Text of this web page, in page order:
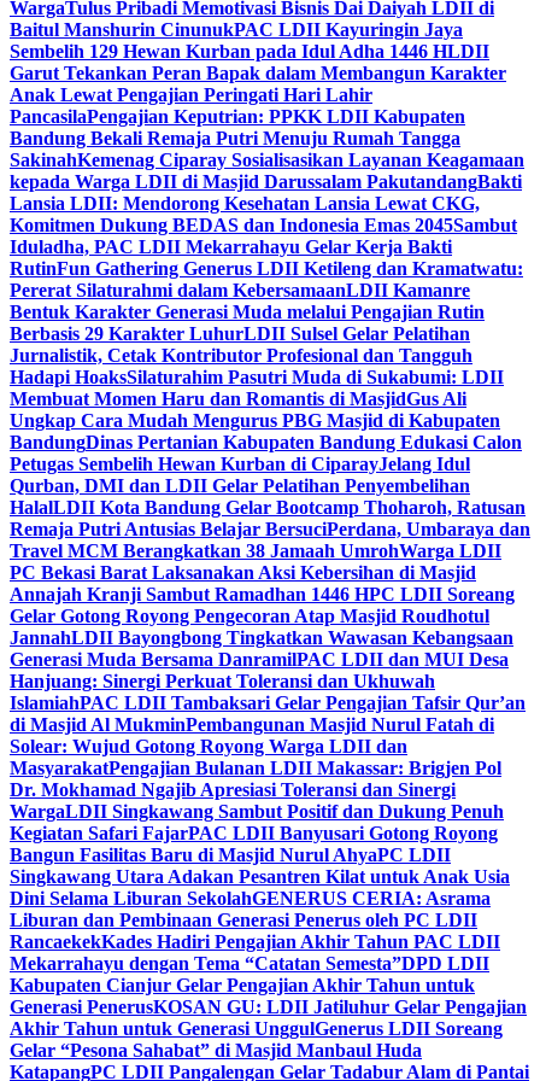
WargaTulus Pribadi Memotivasi Bisnis Dai Daiyah LDII di
Baitul Manshurin CinunukPAC LDII Kayuringin Jaya
Sembelih 129 Hewan Kurban pada Idul Adha 1446 HLDII
Garut Tekankan Peran Bapak dalam Membangun Karakter
Anak Lewat Pengajian Peringati Hari Lahir
PancasilaPengajian Keputrian: PPKK LDII Kabupaten
Bandung Bekali Remaja Putri Menuju Rumah Tangga
SakinahKemenag Ciparay Sosialisasikan Layanan Keagamaan
kepada Warga LDII di Masjid Darussalam PakutandangBakti
Lansia LDII: Mendorong Kesehatan Lansia Lewat CKG,
Komitmen Dukung BEDAS dan Indonesia Emas 2045Sambut
Iduladha, PAC LDII Mekarrahayu Gelar Kerja Bakti
RutinFun Gathering Generus LDII Ketileng dan Kramatwatu:
Pererat Silaturahmi dalam KebersamaanLDII Kamanre
Bentuk Karakter Generasi Muda melalui Pengajian Rutin
Berbasis 29 Karakter LuhurLDII Sulsel Gelar Pelatihan
Jurnalistik, Cetak Kontributor Profesional dan Tangguh
Hadapi HoaksSilaturahim Pasutri Muda di Sukabumi: LDII
Membuat Momen Haru dan Romantis di MasjidGus Ali
Ungkap Cara Mudah Mengurus PBG Masjid di Kabupaten
BandungDinas Pertanian Kabupaten Bandung Edukasi Calon
Petugas Sembelih Hewan Kurban di CiparayJelang Idul
Qurban, DMI dan LDII Gelar Pelatihan Penyembelihan
HalalLDII Kota Bandung Gelar Bootcamp Thoharoh, Ratusan
Remaja Putri Antusias Belajar BersuciPerdana, Umbaraya dan
Travel MCM Berangkatkan 38 Jamaah UmrohWarga LDII
PC Bekasi Barat Laksanakan Aksi Kebersihan di Masjid
Annajah Kranji Sambut Ramadhan 1446 HPC LDII Soreang
Gelar Gotong Royong Pengecoran Atap Masjid Roudhotul
JannahLDII Bayongbong Tingkatkan Wawasan Kebangsaan
Generasi Muda Bersama DanramilPAC LDII dan MUI Desa
Hanjuang: Sinergi Perkuat Toleransi dan Ukhuwah
IslamiahPAC LDII Tambaksari Gelar Pengajian Tafsir Qur’an
di Masjid Al MukminPembangunan Masjid Nurul Fatah di
Solear: Wujud Gotong Royong Warga LDII dan
MasyarakatPengajian Bulanan LDII Makassar: Brigjen Pol
Dr. Mokhamad Ngajib Apresiasi Toleransi dan Sinergi
WargaLDII Singkawang Sambut Positif dan Dukung Penuh
Kegiatan Safari FajarPAC LDII Banyusari Gotong Royong
Bangun Fasilitas Baru di Masjid Nurul AhyaPC LDII
Singkawang Utara Adakan Pesantren Kilat untuk Anak Usia
Dini Selama Liburan SekolahGENERUS CERIA: Asrama
Liburan dan Pembinaan Generasi Penerus oleh PC LDII
RancaekekKades Hadiri Pengajian Akhir Tahun PAC LDII
Mekarrahayu dengan Tema “Catatan Semesta”DPD LDII
Kabupaten Cianjur Gelar Pengajian Akhir Tahun untuk
Generasi PenerusKOSAN GU: LDII Jatiluhur Gelar Pengajian
Akhir Tahun untuk Generasi UnggulGenerus LDII Soreang
Gelar “Pesona Sahabat” di Masjid Manbaul Huda
KatapangPC LDII Pangalengan Gelar Tadabur Alam di Pantai